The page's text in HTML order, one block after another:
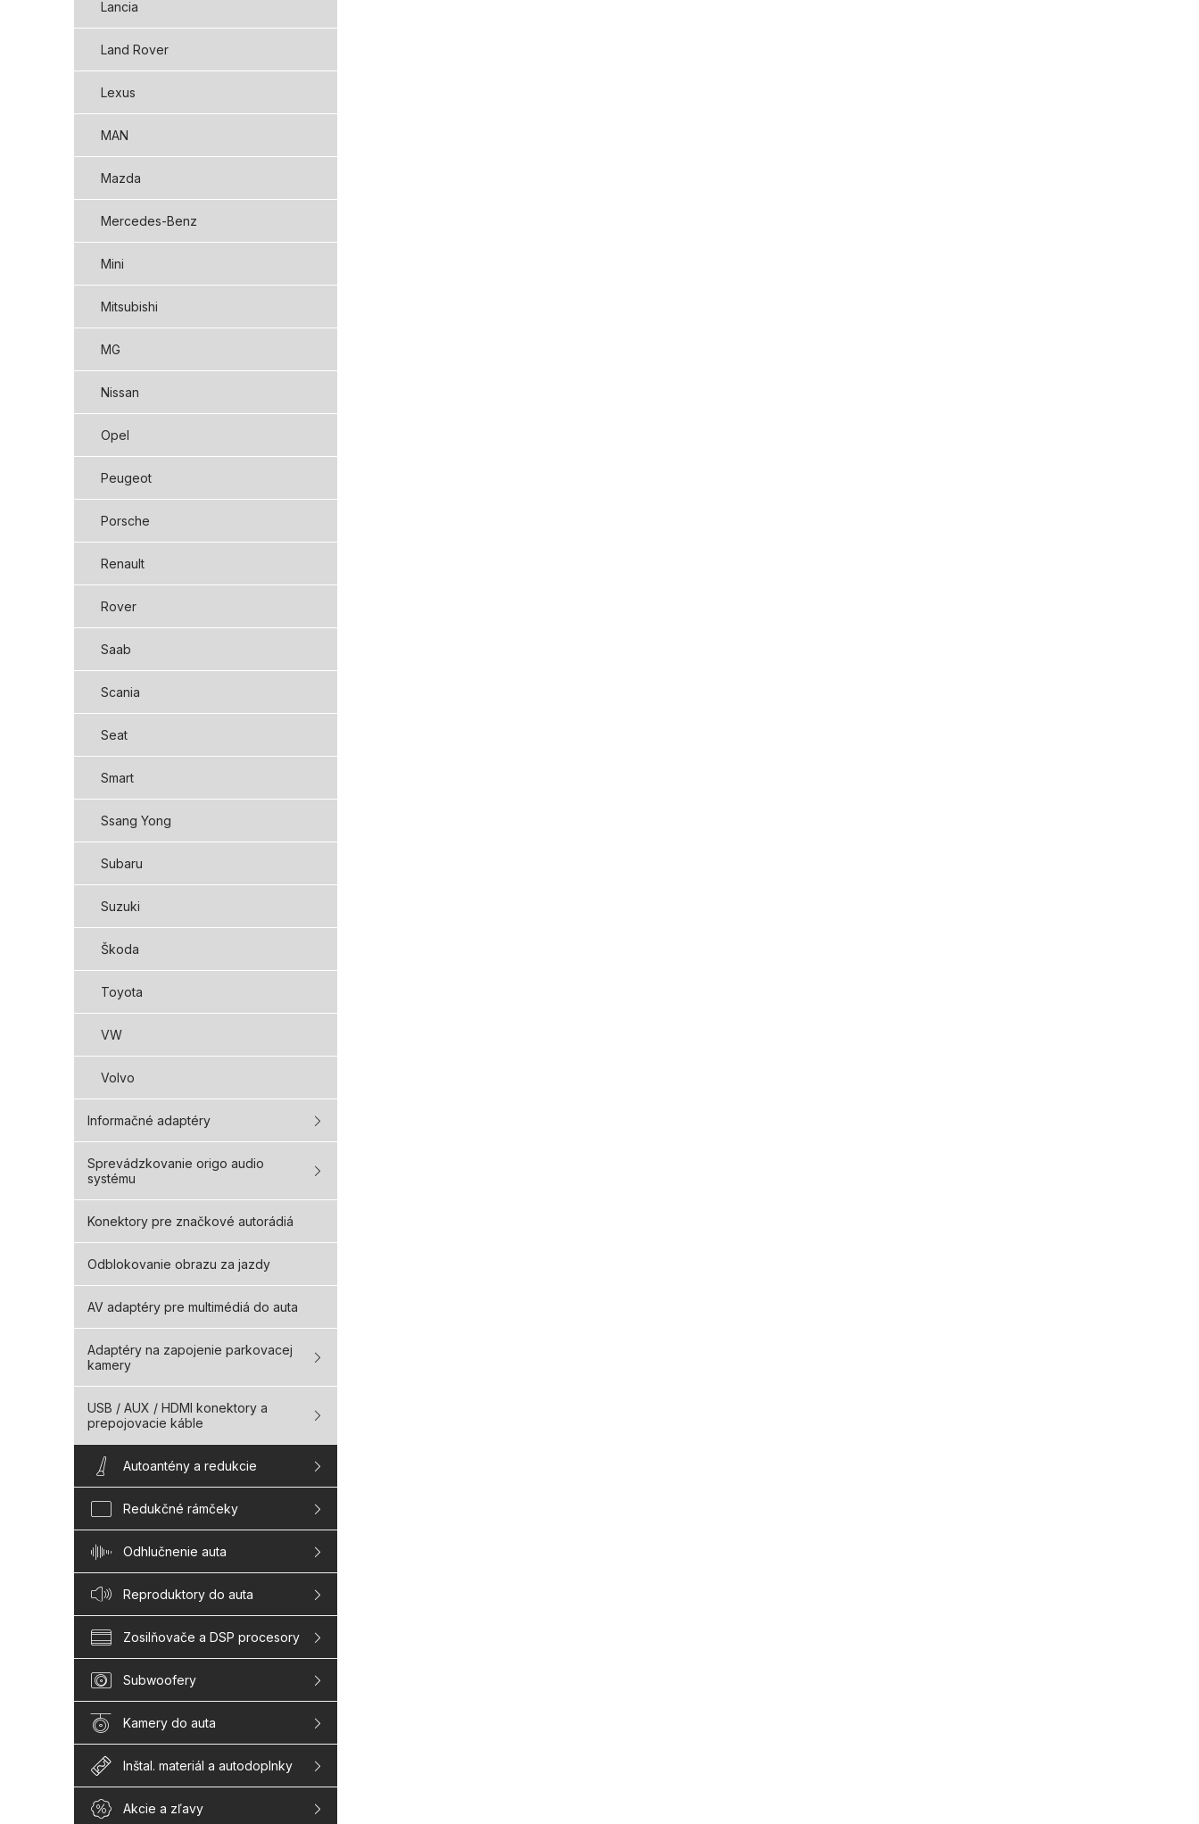
Lancia
Land Rover
Lexus
MAN
Mazda
Mercedes-Benz
Mini
Mitsubishi
MG
Nissan
Opel
Peugeot
Porsche
Renault
Rover
Saab
Scania
Seat
Smart
Ssang Yong
Subaru
Suzuki
Škoda
Toyota
VW
Volvo
Informačné adaptéry
Sprevádzkovanie origo audio
systému
Konektory pre značkové autorádiá
Odblokovanie obrazu za jazdy
AV adaptéry pre multimédiá do auta
Adaptéry na zapojenie parkovacej
kamery
USB / AUX / HDMI konektory a
prepojovacie káble
Autoantény a redukcie
Redukčné rámčeky
Odhlučnenie auta
Reproduktory do auta
Zosilňovače a DSP procesory
Subwoofery
Kamery do auta
Inštal. materiál a autodoplnky
Akcie a zľavy